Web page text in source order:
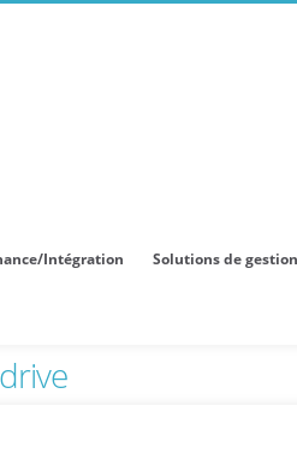
Intégration Solutions de gestion